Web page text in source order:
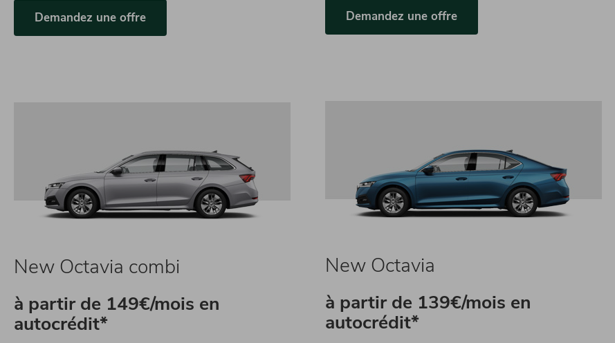
Demandez une offre
New Octavia combi
à partir de 149€/mois en
autocrédit*
Demandez une offre
New Octavia
à partir de 139€/mois en
autocrédit*